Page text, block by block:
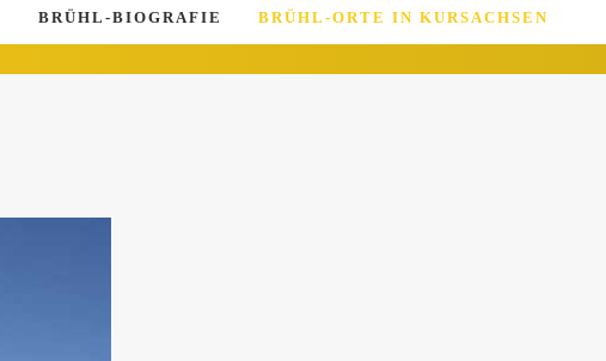
BRÜHL-BIOGRAFIE BRÜHL-ORTE IN KURSACHSEN